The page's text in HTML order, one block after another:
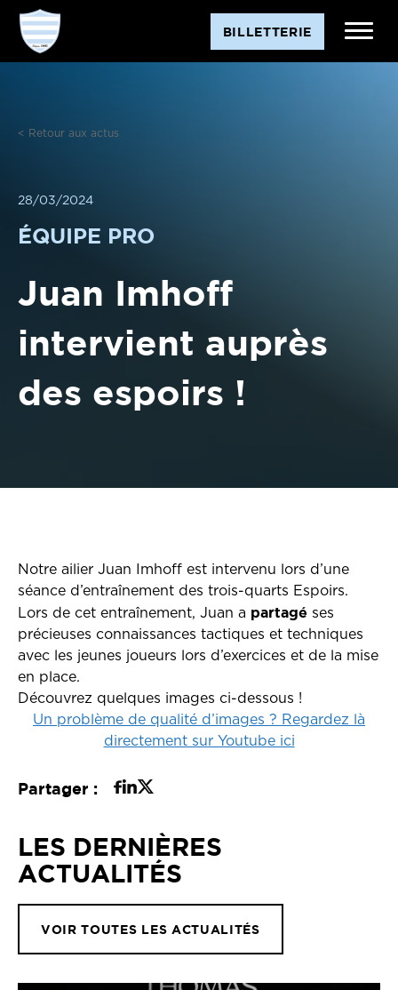
Aller
contenu
BILLETTERIE
< Retour aux actus
28/03/2024
ÉQUIPE PRO
Juan Imhoff
intervient auprès
des espoirs !
Notre ailier Juan Imhoff est intervenu lors d’une
séance d’entraînement des trois-quarts Espoirs.
Lors de cet entraînement, Juan a partagé ses
précieuses connaissances tactiques et techniques
avec les jeunes joueurs lors d’exercices et de la mise
en place.
Découvrez quelques images ci-dessous !
Un problème de qualité d’images ? Regardez là
directement sur Youtube ici
Partager :
LES DERNIÈRES
ACTUALITÉS
VOIR TOUTES LES ACTUALITÉS